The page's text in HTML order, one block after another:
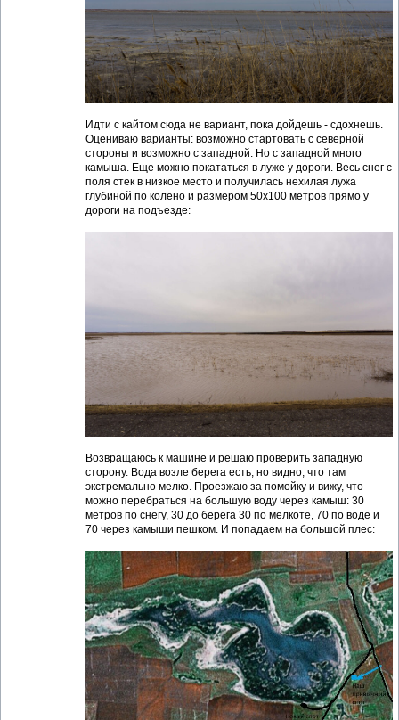
Идти с кайтом сюда не вариант, пока дойдешь - сдохнешь.
Оцениваю варианты: возможно стартовать с северной
стороны и возможно с западной. Но с западной много
камыша. Еще можно покататься в луже у дороги. Весь снег с
поля стек в низкое место и получилась нехилая лужа
глубиной по колено и размером 50х100 метров прямо у
дороги на подъезде:
Возвращаюсь к машине и решаю проверить западную
сторону. Вода возле берега есть, но видно, что там
экстремально мелко. Проезжаю за помойку и вижу, что
можно перебраться на большую воду через камыш: 30
метров по снегу, 30 до берега 30 по мелкоте, 70 по воде и
70 через камыши пешком. И попадаем на большой плес: